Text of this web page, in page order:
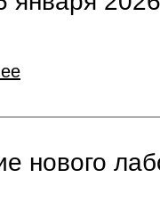
нового